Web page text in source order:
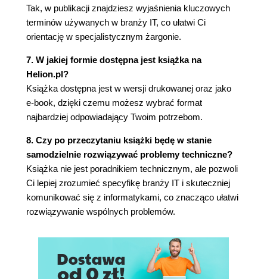
Tak, w publikacji znajdziesz wyjaśnienia kluczowych
terminów używanych w branży IT, co ułatwi Ci
orientację w specjalistycznym żargonie.
7. W jakiej formie dostępna jest książka na
Helion.pl?
Książka dostępna jest w wersji drukowanej oraz jako
e-book, dzięki czemu możesz wybrać format
najbardziej odpowiadający Twoim potrzebom.
8. Czy po przeczytaniu książki będę w stanie
samodzielnie rozwiązywać problemy techniczne?
Książka nie jest poradnikiem technicznym, ale pozwoli
Ci lepiej zrozumieć specyfikę branży IT i skuteczniej
komunikować się z informatykami, co znacząco ułatwi
rozwiązywanie wspólnych problemów.